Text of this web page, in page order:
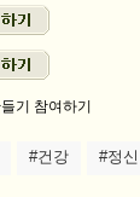
#건강 #정신